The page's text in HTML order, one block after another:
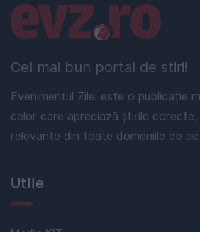
Cel mai bun portal de stiri!
Evenimentul Zilei este o publicație
celor care apreciază știrile
relevante din toate domeniile de
Linkuri utile
Utile